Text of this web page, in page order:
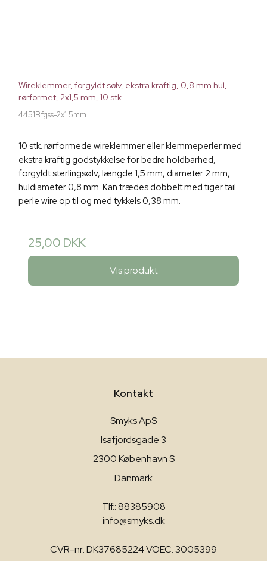
Wireklemmer, forgyldt sølv, ekstra kraftig, 0,8 mm hul,
rørformet, 2x1,5 mm, 10 stk
4451Bfgss-2x1.5mm
10 stk. rørformede wireklemmer eller klemmeperler med
ekstra kraftig godstykkelse for bedre holdbarhed,
forgyldt sterlingsølv, længde 1,5 mm, diameter 2 mm,
huldiameter 0,8 mm. Kan trædes dobbelt med tiger tail
perle wire op til og med tykkels 0,38 mm.
25,00 DKK
Vis produkt
Kontakt
Smyks ApS
Isafjordsgade 3
2300 København S
Danmark
Tlf.: 88385908
info@smyks.dk
CVR-nr: DK37685224 VOEC: 3005399